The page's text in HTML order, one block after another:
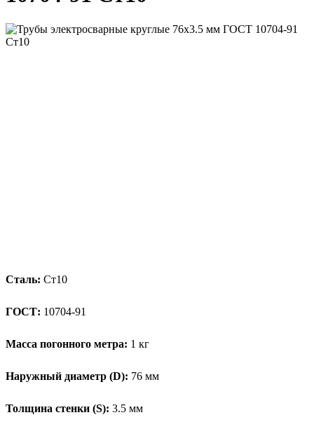
Сталь: Ст10
ГОСТ: 10704-91
Масса погонного метра: 1 кг
Наружный диаметр (D): 76 мм
Толщина стенки (S): 3.5 мм